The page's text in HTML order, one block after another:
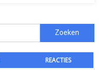
Zoeken
naar:
REACTIES